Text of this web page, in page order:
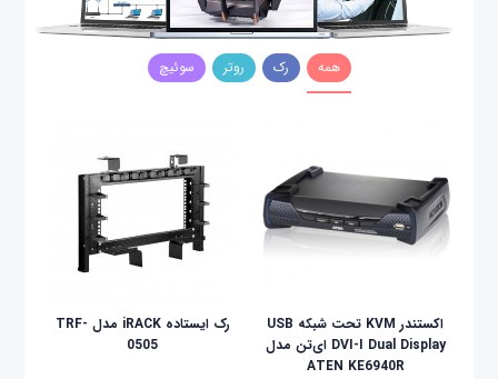
همه رک روتر سوئیچ
اکستندر KVM تحت شبکه USB
DVI-I Dual Display ای‌تن مدل
ATEN KE6940R
رک ایستاده iRACK مدل TRF-
0505